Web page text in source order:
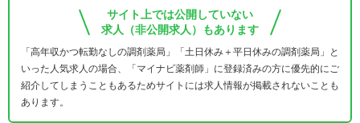
サイト上では公開していない
求人（非公開求人）もあります
「高年収かつ転勤なしの調剤薬局」「土日休み＋平日休みの調剤薬局」と
いった人気求人の場合、「マイナビ薬剤師」に登録済みの方に優先的にご
紹介してしまうこともあるためサイトには求人情報が掲載されないことも
あります。